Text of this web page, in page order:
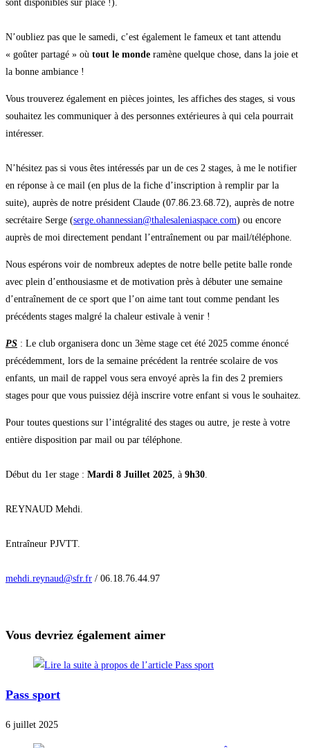
sont disponibles sur place !).
N’oubliez pas que le samedi, c’est également le fameux et tant attendu
« goûter partagé » où tout le monde ramène quelque chose, dans la joie et
la bonne ambiance !
Vous trouverez également en pièces jointes, les affiches des stages, si vous
souhaitez les communiquer à des personnes extérieures à qui cela pourrait
intéresser.
N’hésitez pas si vous êtes intéressés par un de ces 2 stages, à me le notifier
en réponse à ce mail (en plus de la fiche d’inscription à remplir par la
suite), auprès de notre président Claude (07.86.23.68.72), auprès de notre
secrétaire Serge (serge.ohannessian@thalesaleniaspace.com) ou encore
auprès de moi directement pendant l’entraînement ou par mail/téléphone.
Nous espérons voir de nombreux adeptes de notre belle petite balle ronde
avec plein d’enthousiasme et de motivation près à débuter une semaine
d’entraînement de ce sport que l’on aime tant tout comme pendant les
précédents stages malgré la chaleur estivale à venir !
PS : Le club organisera donc un 3ème stage cet été 2025 comme énoncé
précédemment, lors de la semaine précédent la rentrée scolaire de vos
enfants, un mail de rappel vous sera envoyé après la fin des 2 premiers
stages pour que vous puissiez déjà inscrire votre enfant si vous le souhaitez.
Pour toutes questions sur l’intégralité des stages ou autre, je reste à votre
entière disposition par mail ou par téléphone.
Début du 1er stage : Mardi 8 Juillet 2025, à 9h30.
REYNAUD Mehdi.
Entraîneur PJVTT.
mehdi.reynaud@sfr.fr / 06.18.76.44.97
Vous devriez également aimer
Pass sport
6 juillet 2025